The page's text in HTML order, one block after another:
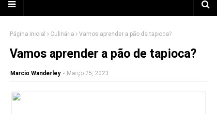
Página inicial Culinária Vamos aprender a pão de tapioca?
Vamos aprender a pão de tapioca?
Marcio Wanderley - Março 25, 2023